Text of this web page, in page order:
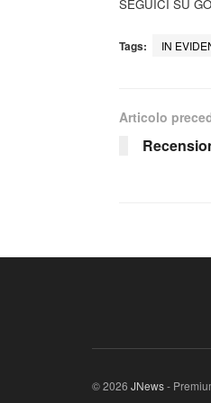
SEGUICI SU
Tags: IN
Articolo
© 2026 JNews-